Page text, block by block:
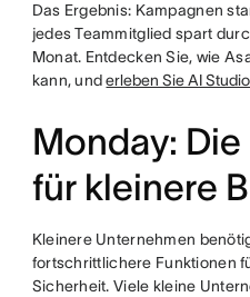
Das Ergebnis: Kampagnen
jedes Teammitglied spart
Monat. Entdecken Sie, wie
kann, underleben Sie AI
Monday:
für kleinere
Kleinere Unternehmen
fortschrittlichere Funktionen
Sicherheit. Viele kleine